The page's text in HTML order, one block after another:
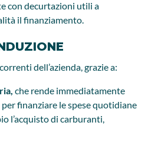
con decurtazioni utili a
il finanziamento.
dell’azienda, grazie a:
che rende immediatamente
finanziare le spese quotidiane
l’acquisto di carburanti,